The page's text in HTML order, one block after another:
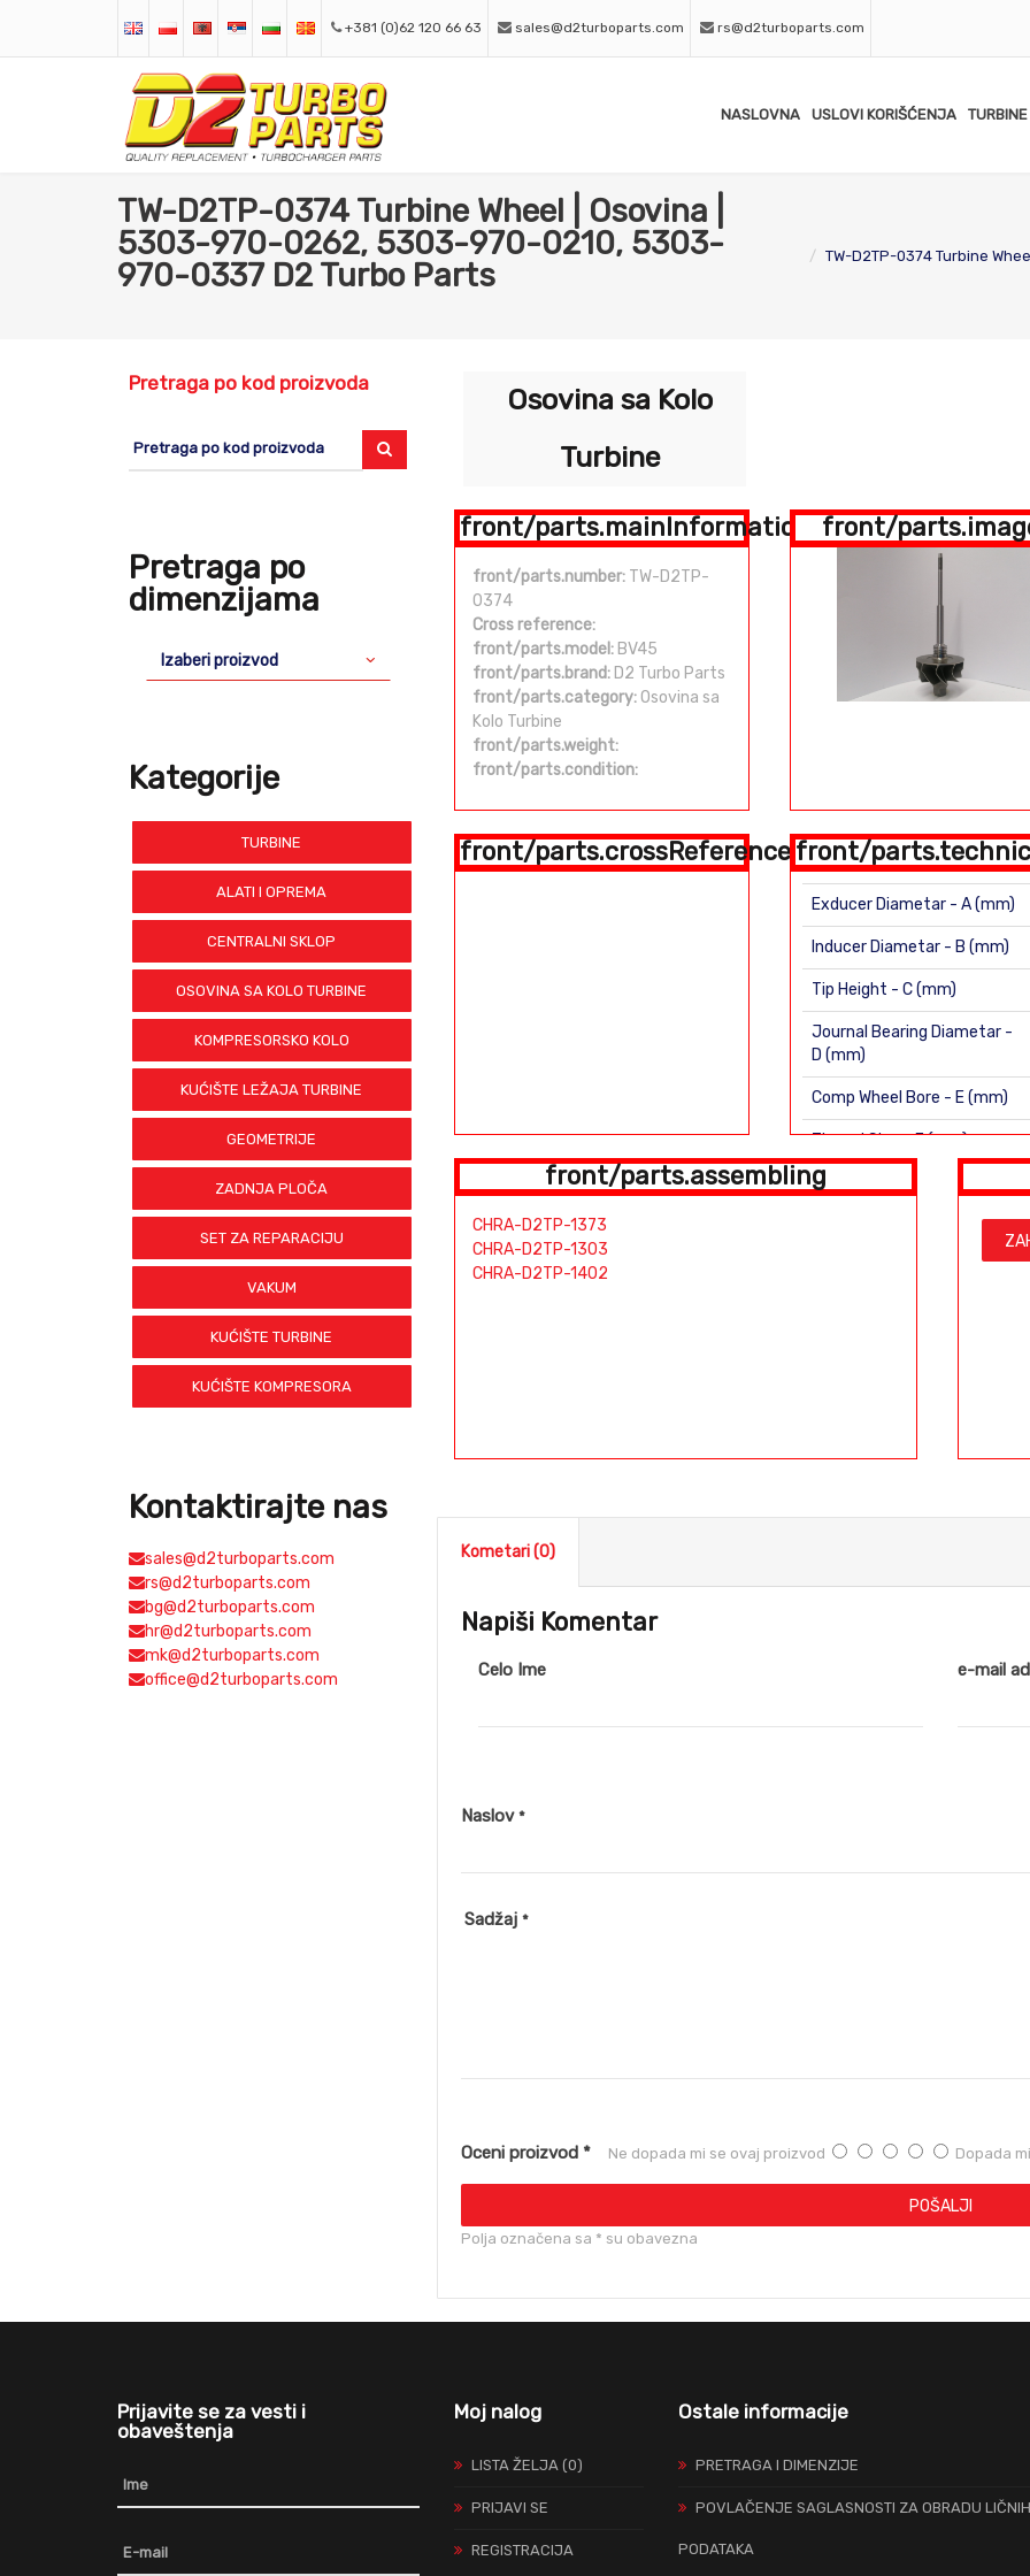
+381 (0)62 120 66 63 sales@d2turboparts.com rs@d2turboparts.com
NASLOVNA USLOVI KORIŠĆENJA TURBINE
TW-D2TP-0374 Turbine Wheel | Osovina |
5303-970-0262, 5303-970-0210, 5303-
970-0337 D2 Turbo Parts
TW-D2TP-0374 Turbine
Pretraga po kod proizvoda
Pretraga po
dimenzijama
Izaberi proizvod
Kategorije
TURBINE
ALATI I OPREMA
CENTRALNI SKLOP
OSOVINA SA KOLO TURBINE
KOMPRESORSKO KOLO
KUĆIŠTE LEŽAJA TURBINE
GEOMETRIJE
ZADNJA PLOČA
SET ZA REPARACIJU
VAKUM
KUĆIŠTE TURBINE
KUĆIŠTE KOMPRESORA
Kontaktirajte nas
sales@d2turboparts.com
rs@d2turboparts.com
bg@d2turboparts.com
hr@d2turboparts.com
mk@d2turboparts.com
office@d2turboparts.com
Osovina sa Kolo
Turbine
front/parts.mainInformation
front/parts.number:TW-D2TP-
0374
Cross reference:
front/parts.model:BV45
front/parts.brand:D2 Turbo Parts
front/parts.category:Osovina sa
Kolo Turbine
front/parts.weight:
front/parts.condition:
front/
front/parts.crossReference front/
Exducer Diametar - A (mm)
Inducer Diametar - B (mm)
Tip Height - C (mm)
Journal Bearing Diametar -
D (mm)
Comp Wheel Bore - E (mm)
Theard Size - F (mm)
H (mm)
Plate closed Twin P,Ring
front/parts.assembling
CHRA-D2TP-1373
CHRA-D2TP-1303
CHRA-D2TP-1402
Kometari (0)
Napiši Komentar
Celo Ime e-mail
Naslov *
Sadžaj *
Oceni proizvod *Ne dopada mi se ovaj proizvod Dopada
POŠALJI
Polja označena sa * su obavezna
Prijavite se za vesti i
obaveštenja
Moj nalog
LISTA ŽELJA (0)
PRIJAVI SE
REGISTRACIJA
Ostale informacije
PRETRAGA I DIMENZIJE
POVLAČENJE SAGLASNOSTI ZA OBRADU LIČNIH
PODATAKA